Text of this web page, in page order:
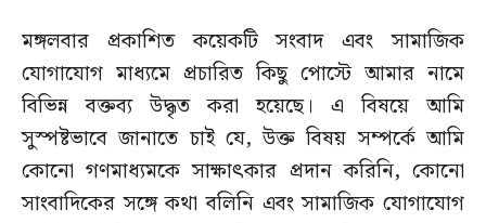
মঙ্গলবার প্রকাশিত কয়েকটি সংবাদ এবং সামাজিক
যোগাযোগ মাধ্যমে প্রচারিত কিছু পোস্টে আমার নামে
বিভিন্ন বক্তব্য উদ্ধৃত করা হয়েছে। এ বিষয়ে আমি
সুস্পষ্টভাবে জানাতে চাই যে, উক্ত বিষয় সম্পর্কে আমি
কোনো গণমাধ্যমকে সাক্ষাৎকার প্রদান করিনি, কোনো
সাংবাদিকের সঙ্গে কথা বলিনি এবং সামাজিক যোগাযোগ